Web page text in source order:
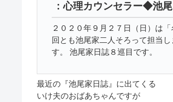
: 心理カウンセラー◆池
２０２０年９月２７日（日）は
回とも池尾家二人そろって担当
す。 池尾家日誌８巡目です。
最近の『池尾家日誌』に出てくる
いけ夫のおばあちゃんですが